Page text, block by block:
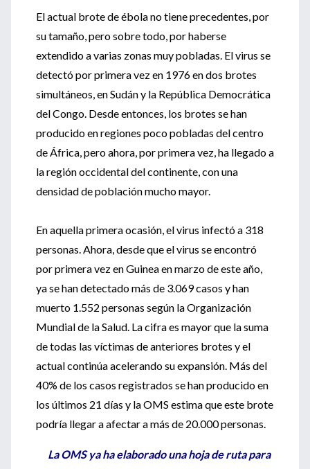
El actual brote de ébola no tiene precedentes, por
su tamaño, pero sobre todo, por haberse
extendido a varias zonas muy pobladas. El virus se
detectó por primera vez en 1976 en dos brotes
simultáneos, en Sudán y la República Democrática
del Congo. Desde entonces, los brotes se han
producido en regiones poco pobladas del centro
de África, pero ahora, por primera vez, ha llegado a
la región occidental del continente, con una
densidad de población mucho mayor.
En aquella primera ocasión, el virus infectó a 318
personas. Ahora, desde que el virus se encontró
por primera vez en Guinea en marzo de este año,
ya se han detectado más de 3.069 casos y han
muerto 1.552 personas según la Organización
Mundial de la Salud. La cifra es mayor que la suma
de todas las víctimas de anteriores brotes y el
actual continúa acelerando su expansión. Más del
40% de los casos registrados se han producido en
los últimos 21 días y la OMS estima que este brote
podría llegar a afectar a más de 20.000 personas.
La OMS ya ha elaborado una hoja de ruta para